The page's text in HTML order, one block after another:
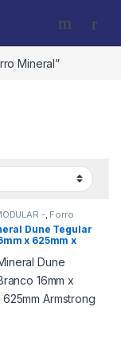
Mineral”
-, Forro
FORROS
Dune Tegular
x 625mm x
(CX 16)